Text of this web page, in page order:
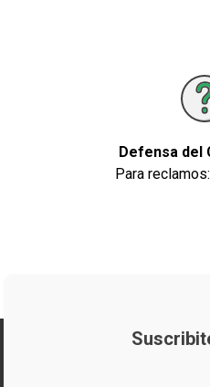
Defensa del
Para